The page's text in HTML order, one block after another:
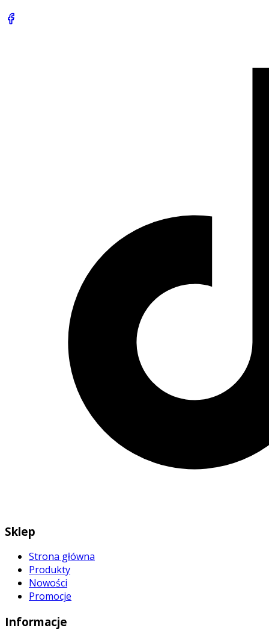
Sklep
Strona główna
Produkty
Nowości
Promocje
Informacje